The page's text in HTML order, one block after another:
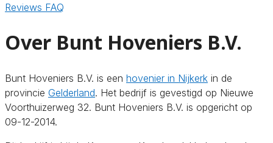
Reviews FAQ
Over Bunt Hoveniers B.V.
Bunt Hoveniers B.V. is een hovenier in Nijkerk in de
provincie Gelderland. Het bedrijf is gevestigd op Nieuwe
Voorthuizerweg 32. Bunt Hoveniers B.V. is opgericht op
09-12-2014.